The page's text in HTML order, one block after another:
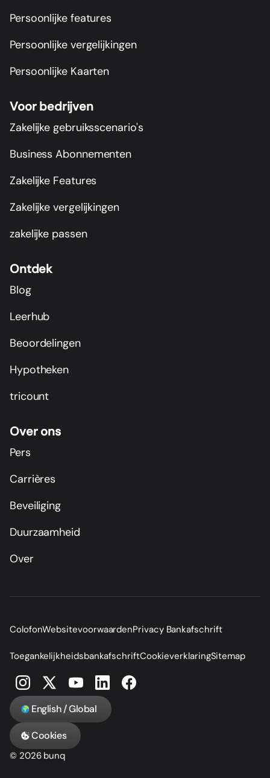
Persoonlijke features
Persoonlijke vergelijkingen
Persoonlijke Kaarten
Voor bedrijven
Zakelijke gebruiksscenario's
Business Abonnementen
Zakelijke Features
Zakelijke vergelijkingen
zakelijke passen
Ontdek
Blog
Leerhub
Beoordelingen
Hypotheken
tricount
Over ons
Pers
Carrières
Beveiliging
Duurzaamheid
Over
ColofonWebsitevoorwaardenPrivacy Bankafschrift
ToegankelijkheidsbankafschriftCookieverklaringSitemap
English / Global
Cookies
© 2026 bunq